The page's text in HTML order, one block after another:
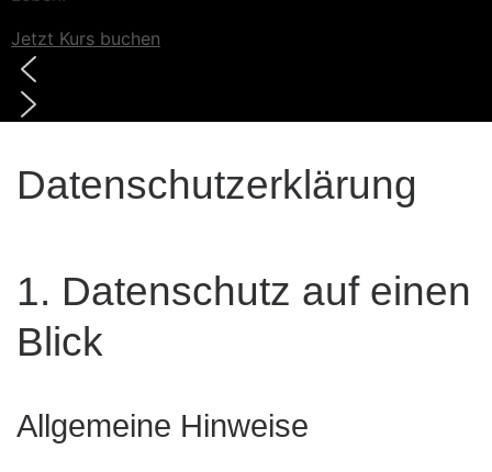
Jetzt Kurs buchen
Datenschutzerklärung
1. Datenschutz auf einen
Blick
Allgemeine Hinweise